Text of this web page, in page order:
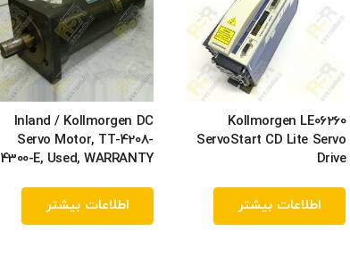
Kollmorgen LE06260
ServoStart CD Lite Servo
Drive
اطلاعات بیشتر
Inland / Kollmorgen DC
Servo Motor, TT-4208-
4300-E, Used, WARRANTY
اطلاعات بیشتر